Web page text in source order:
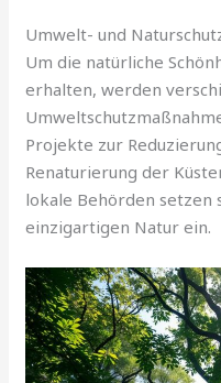
Umwelt- und
Um die natürliche
erhalten, werden
Projekte zur
Renaturierung der
lokale Behörden setzen
einzigartigen Natur ein.